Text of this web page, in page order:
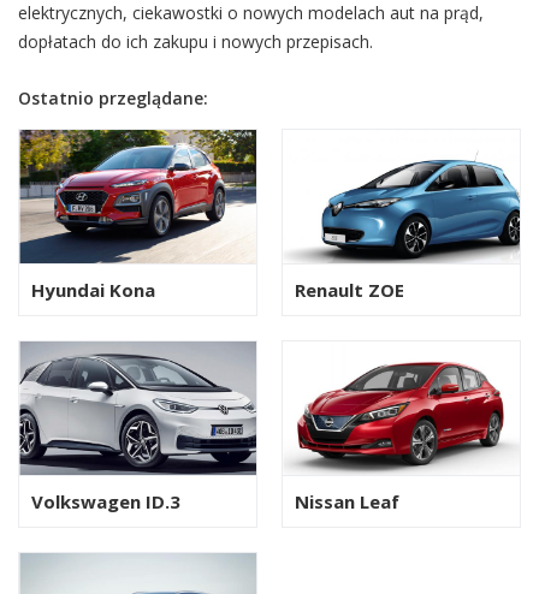
elektrycznych, ciekawostki o nowych modelach aut na prąd,
dopłatach do ich zakupu i nowych przepisach.
Ostatnio przeglądane:
Hyundai Kona Renault ZOE
Volkswagen ID.3 Nissan Leaf